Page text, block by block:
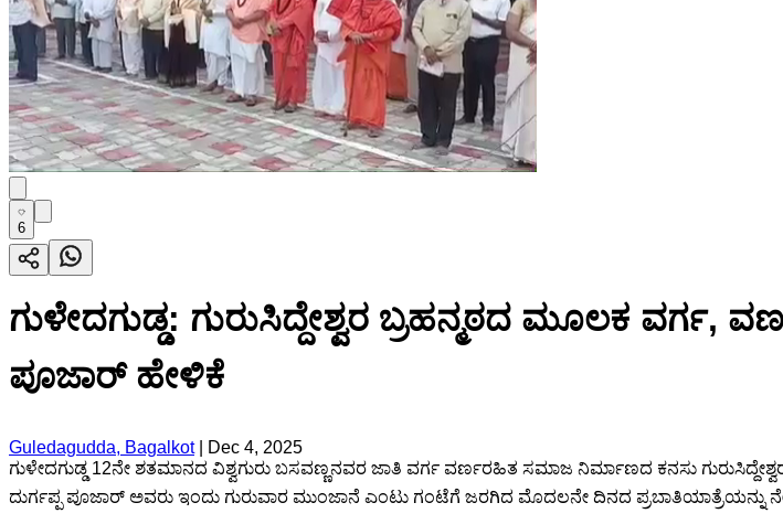
6
ಗುಳೇದಗುಡ್ಡ: ಗುರುಸಿದ್ದೇಶ್ವರ ಬ್ರಹನ್ಮಠದ ಮೂಲಕ
ಪೂಜಾರ್ ಹೇಳಿಕೆ
Guledagudda, Bagalkot|
Dec 4, 2025
ಗುಳೇದಗುಡ್ಡ 12ನೇ ಶತಮಾನದ ವಿಶ್ವಗುರು ಬಸವಣ್ಣನವರ ಜಾತಿ ವರ್ಗ ವರ್ಣರಹಿತ ಸಮಾಜ ನಿರ್ಮಾಣದ ಕನಸು
ದುರ್ಗಪ್ಪ ಪೂಜಾರ್ ಅವರು ಇಂದು ಗುರುವಾರ ಮುಂಜಾನೆ ಎಂಟು ಗಂಟೆಗೆ ಜರಗಿದ ಮೊದಲನೇ ದಿನದ ಪ್ರಬಾತಿಯಾತ್ರೆಯನ್ನು